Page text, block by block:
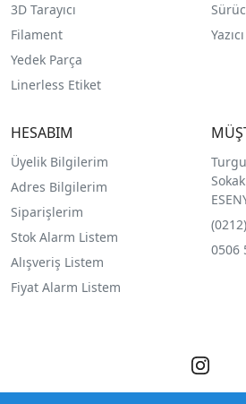
3D Tarayıcı
Filament
Yedek Parça
Linerless Etiket
HESABIM
Üyelik Bilgilerim
Adres Bilgilerim
Siparişlerim
Stok Alarm Listem
Alışveriş Listem
Fiyat Alarm Listem
0506